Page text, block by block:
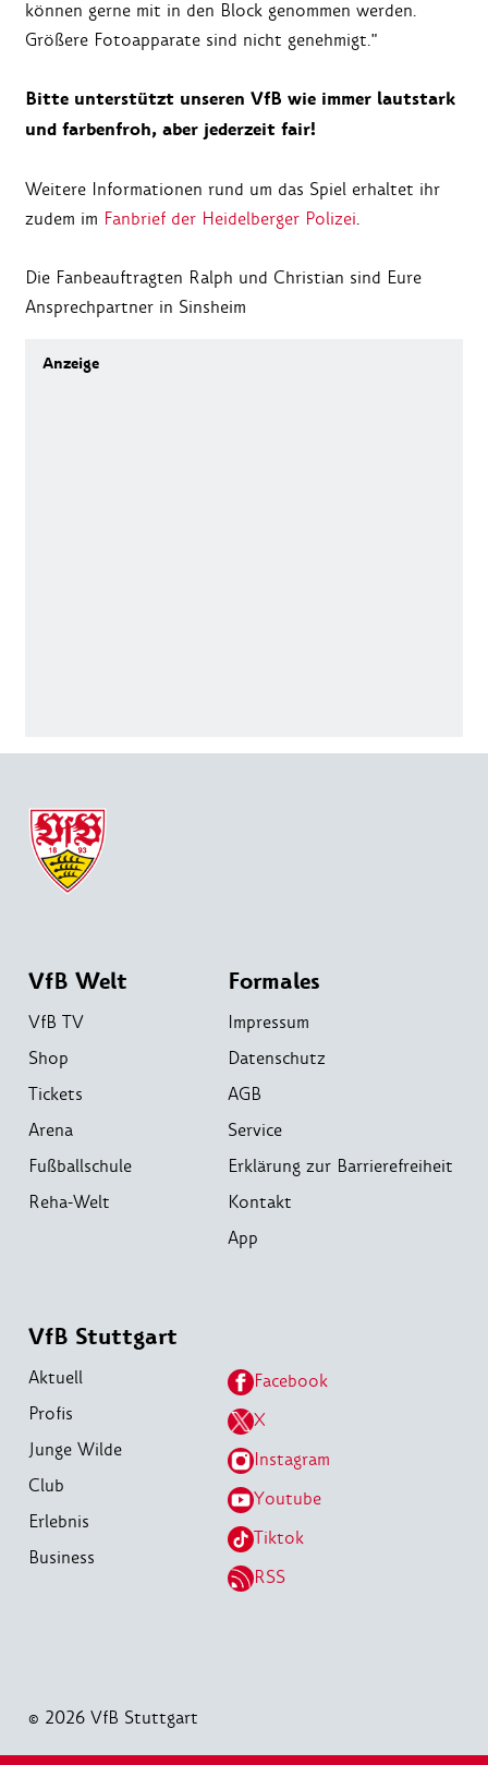
können gerne mit in den Block genommen werden.
Größere Fotoapparate sind nicht genehmigt."
Bitte unterstützt unseren VfB wie immer lautstark
und farbenfroh, aber jederzeit fair!
Weitere Informationen rund um das Spiel erhaltet ihr
zudem im Fanbrief der Heidelberger Polizei.
Die Fanbeauftragten Ralph und Christian sind Eure
Ansprechpartner in Sinsheim
VfB Welt
VfB TV
Shop
Tickets
Arena
Fußballschule
Reha-Welt
Formales
Impressum
Datenschutz
AGB
Service
Erklärung zur Barrierefreiheit
Kontakt
App
VfB Stuttgart
Aktuell
Profis
Junge Wilde
Club
Erlebnis
Business
Facebook
X
Instagram
Youtube
Tiktok
RSS
© 2026 VfB Stuttgart